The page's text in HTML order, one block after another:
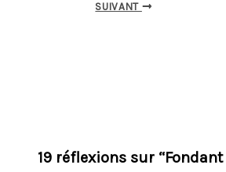
SUIVANT
19 réflexions sur